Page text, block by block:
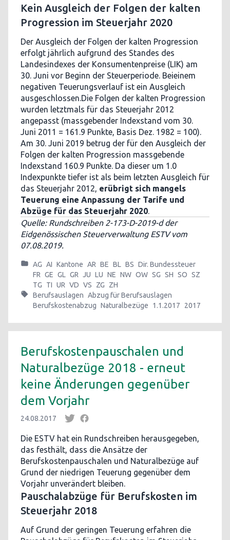
Kein Ausgleich der Folgen der kalten
Progression im Steuerjahr 2020
Der Ausgleich der Folgen der kalten Progression
erfolgt jährlich aufgrund des Standes des
Landesindexes der Konsumentenpreise (LIK) am
30. Juni vor Beginn der Steuerperiode. Beieinem
negativen Teuerungsverlauf ist ein Ausgleich
ausgeschlossen.Die Folgen der kalten Progression
wurden letztmals für das Steuerjahr 2012
angepasst (massgebender Indexstand vom 30.
Juni 2011 = 161.9 Punkte, Basis Dez. 1982 = 100).
Am 30. Juni 2019 betrug der für den Ausgleich der
Folgen der kalten Progression massgebende
Indexstand 160.9 Punkte. Da dieser um 1.0
Indexpunkte tiefer ist als beim letzten Ausgleich für
das Steuerjahr 2012, erübrigt sich mangels
Teuerung eine Anpassung der Tarife und
Abzüge für das Steuerjahr 2020.
Quelle: Rundschreiben 2-173-D-2019-d der
Eidgenössischen Steuerverwaltung ESTV vom
07.08.2019.
AG AI Kantone AR BE BL BS Dir. Bundessteuer
FR GE GL GR JU LU NE NW OW SG SH SO SZ
TG
TI UR VD VS ZG
ZH
Berufsauslagen Abzug für Berufsauslagen
Berufskostenabzug Naturalbezüge 1.1.2017 2017
Berufskostenpauschalen und
Naturalbezüge 2018 - erneut
keine Änderungen gegenüber
dem Vorjahr
24.08.2017
Die ESTV hat ein Rundschreiben herausgegeben,
das festhält, dass die Ansätze der
Berufskostenpauschalen und Naturalbezüge auf
Grund der niedrigen Teuerung gegenüber dem
Vorjahr unverändert bleiben.
Pauschalabzüge für Berufskosten im
Steuerjahr 2018
Auf Grund der geringen Teuerung erfahren die